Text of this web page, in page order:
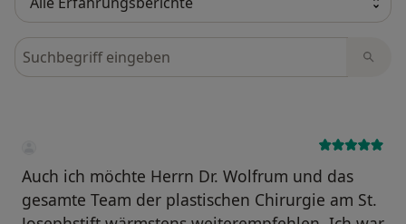
Bewertungen durchsuchen
Auch ich möchte Herrn Dr. Wolfrum und das
gesamte Team der plastischen Chirurgie am St.